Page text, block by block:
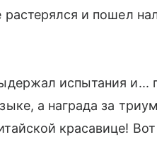
и пошел
испытания и...
а награда за
красавице! Вот